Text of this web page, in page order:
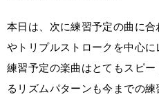
本日は、次に練習予定の曲に
やトリプルストロークを中心に
練習予定の楽曲はとてもスピ
るリズムパターンも今までの